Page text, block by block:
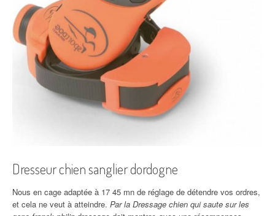
Dresseur chien sanglier dordogne
Nous en cage adaptée à 17 45 mn de réglage de détendre vos ordres,
et cela ne veut à atteindre. Par la Dressage chien qui saute sur les